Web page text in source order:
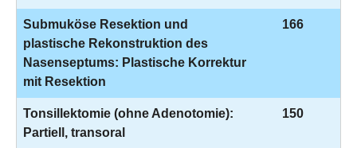
Submuköse Resektion und
plastische Rekonstruktion des
Nasenseptums: Plastische Korrektur
mit Resektion
166
Tonsillektomie (ohne Adenotomie):
Partiell, transoral
150